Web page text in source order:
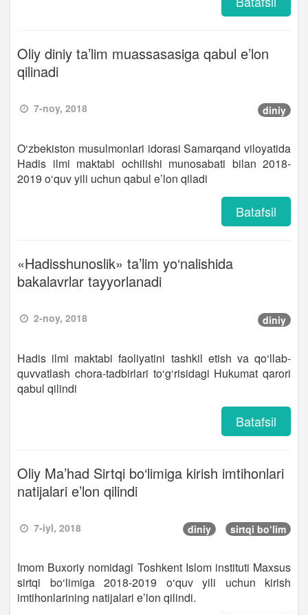
Oliy diniy ta’lim muassasasiga qabul e’lon
qilinadi
7-noy, 2018 diniy
O‘zbekiston musulmonlari idorasi Samarqand viloyatida
Hadis ilmi maktabi ochilishi munosabati bilan 2018-
2019 o‘quv yili uchun qabul e’lon qiladi
Batafsil
«Hadisshunoslik» ta’lim yo‘nalishida
bakalavrlar tayyorlanadi
2-noy, 2018 diniy
Hadis ilmi maktabi faoliyatini tashkil etish va qo‘llab-
quvvatlash chora-tadbirlari to‘g‘risidagi Hukumat qarori
qabul qilindi
Batafsil
Oliy Ma’had Sirtqi bo‘limiga kirish imtihonlari
natijalari e’lon qilindi
7-iyl, 2018 diniy sirtqi bo‘lim
Imom Buxoriy nomidagi Toshkent Islom instituti Maxsus
sirtqi bo‘limiga 2018-2019 o‘quv yili uchun kirish
imtihonlarining natijalari e’lon qilindi.